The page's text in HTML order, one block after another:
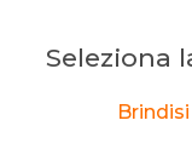
Seleziona
Brindisi